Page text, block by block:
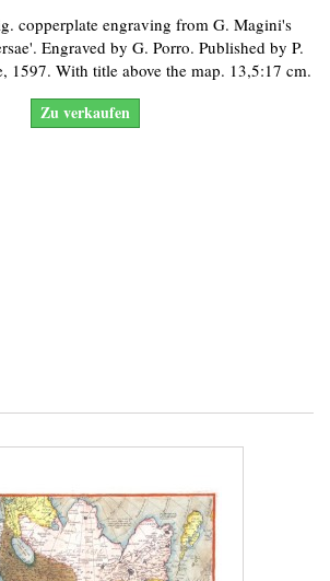
copperplate engraving from G. Magini's
Engraved by G. Porro. Published by P.
1597. With title above the map. 13,5:17 cm.
Zu verkaufen